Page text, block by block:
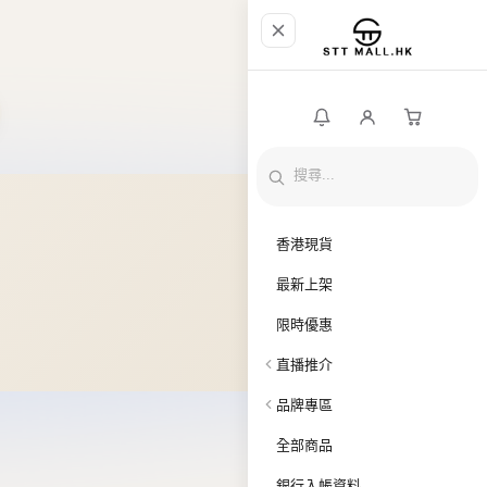
香港現貨
最新上架
限時優惠
直播推介
品牌專區
全部商品